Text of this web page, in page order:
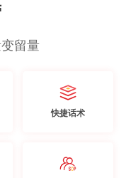
留量
快捷话术